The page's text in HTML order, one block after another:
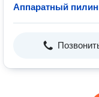
Аппаратный